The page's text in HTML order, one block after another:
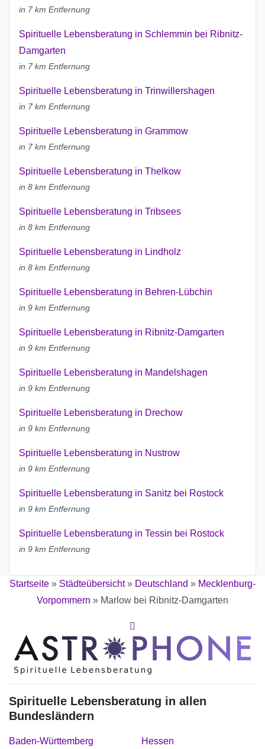
in 7 km Entfernung
Spirituelle Lebensberatung in Schlemmin bei Ribnitz-
Damgarten
in 7 km Entfernung
Spirituelle Lebensberatung in Trinwillershagen
in 7 km Entfernung
Spirituelle Lebensberatung in Grammow
in 7 km Entfernung
Spirituelle Lebensberatung in Thelkow
in 8 km Entfernung
Spirituelle Lebensberatung in Tribsees
in 8 km Entfernung
Spirituelle Lebensberatung in Lindholz
in 8 km Entfernung
Spirituelle Lebensberatung in Behren-Lübchin
in 9 km Entfernung
Spirituelle Lebensberatung in Ribnitz-Damgarten
in 9 km Entfernung
Spirituelle Lebensberatung in Mandelshagen
in 9 km Entfernung
Spirituelle Lebensberatung in Drechow
in 9 km Entfernung
Spirituelle Lebensberatung in Nustrow
in 9 km Entfernung
Spirituelle Lebensberatung in Sanitz bei Rostock
in 9 km Entfernung
Spirituelle Lebensberatung in Tessin bei Rostock
in 9 km Entfernung
Startseite » Städteübersicht» Deutschland » Mecklenburg-
Vorpommern » Marlow bei Ribnitz-Damgarten
Spirituelle Lebensberatung in allen
Bundesländern
Baden-Württemberg Hessen